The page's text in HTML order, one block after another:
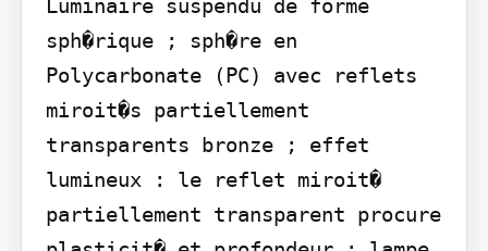
Luminaire suspendu de forme
sph�rique ; sph�re en
Polycarbonate (PC) avec reflets
miroit�s partiellement
transparents bronze ; effet
lumineux : le reflet miroit�
partiellement transparent procure